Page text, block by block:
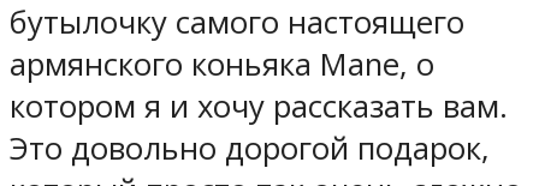
бутылочку самого настоящего
армянского коньяка Mane, о
котором я и хочу рассказать вам.
Это довольно дорогой подарок,